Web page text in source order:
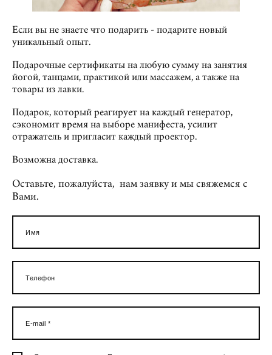
Если вы не знаете что подарить - подарите новый
уникальный опыт.
Подарочные сертификаты на любую сумму на занятия
йогой, танцами, практикой или массажем, а также на
товары из лавки.
Подарок, который реагирует на каждый генератор,
сэкономит время на выборе манифеста, усилит
отражатель и пригласит каждый проектор.
Возможна доставка.
Оставьте, пожалуйста, нам заявку и мы свяжемся с
Вами.
Имя
Телефон
E-mail *